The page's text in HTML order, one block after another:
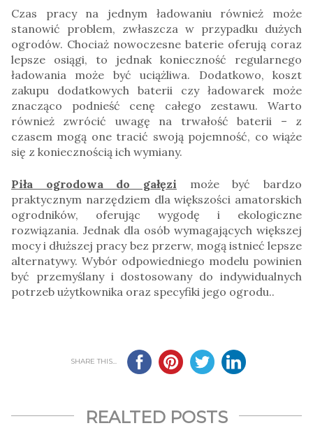
Czas pracy na jednym ładowaniu również może
stanowić problem, zwłaszcza w przypadku dużych
ogrodów. Chociaż nowoczesne baterie oferują coraz
lepsze osiągi, to jednak konieczność regularnego
ładowania może być uciążliwa. Dodatkowo, koszt
zakupu dodatkowych baterii czy ładowarek może
znacząco podnieść cenę całego zestawu. Warto
również zwrócić uwagę na trwałość baterii – z
czasem mogą one tracić swoją pojemność, co wiąże
się z koniecznością ich wymiany.
Piła ogrodowa do gałęzi może być bardzo
praktycznym narzędziem dla większości amatorskich
ogrodników, oferując wygodę i ekologiczne
rozwiązania. Jednak dla osób wymagających większej
mocy i dłuższej pracy bez przerw, mogą istnieć lepsze
alternatywy. Wybór odpowiedniego modelu powinien
być przemyślany i dostosowany do indywidualnych
potrzeb użytkownika oraz specyfiki jego ogrodu..
SHARE THIS...
REALTED POSTS